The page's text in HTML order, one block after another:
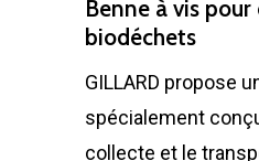
Benne à vis
biodéchets
GILLARD propose
spécialement
collecte et le